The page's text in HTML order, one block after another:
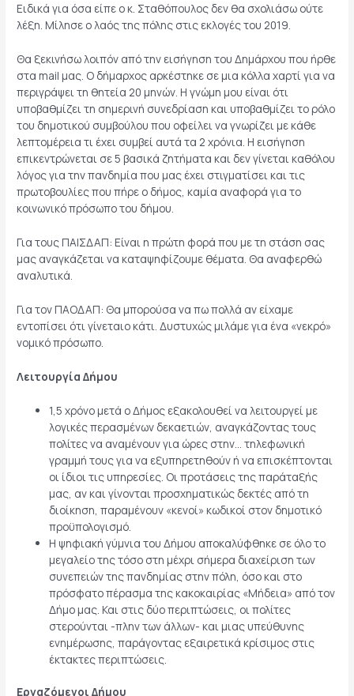
Ειδικά για όσα είπε ο κ. Σταθόπουλος δεν θα σχολιάσω ούτε
λέξη. Μίλησε ο λαός της πόλης στις εκλογές του 2019.
Θα ξεκινήσω λοιπόν από την εισήγηση του Δημάρχου που ήρθε
στα mail μας. Ο δήμαρχος αρκέστηκε σε μια κόλλα χαρτί για να
περιγράψει τη θητεία 20 μηνών. Η γνώμη μου είναι ότι
υποβαθμίζει τη σημερινή συνεδρίαση και υποβαθμίζει το ρόλο
του δημοτικού συμβούλου που οφείλει να γνωρίζει με κάθε
λεπτομέρεια τι έχει συμβεί αυτά τα 2 χρόνια. Η εισήγηση
επικεντρώνεται σε 5 βασικά ζητήματα και δεν γίνεται καθόλου
λόγος για την πανδημία που μας έχει στιγματίσει και τις
πρωτοβουλίες που πήρε ο δήμος, καμία αναφορά για το
κοινωνικό πρόσωπο του δήμου.
Για τους ΠΑΙΣΔΑΠ: Είναι η πρώτη φορά που με τη στάση σας
μας αναγκάζεται να καταψηφίζουμε θέματα. Θα αναφερθώ
αναλυτικά.
Για τον ΠΑΟΔΑΠ: Θα μπορούσα να πω πολλά αν είχαμε
εντοπίσει ότι γίνεταιο κάτι. Δυστυχώς μιλάμε για ένα «νεκρό»
νομικό πρόσωπο.
Λειτουργία Δήμου
1,5 χρόνο μετά ο Δήμος εξακολουθεί να λειτουργεί με
λογικές περασμένων δεκαετιών, αναγκάζοντας τους
πολίτες να αναμένουν για ώρες στην… τηλεφωνική
γραμμή τους για να εξυπηρετηθούν ή να επισκέπτονται
οι ίδιοι τις υπηρεσίες. Οι προτάσεις της παράταξής
μας, αν και γίνονται προσχηματικώς δεκτές από τη
διοίκηση, παραμένουν «κενοί» κωδικοί στον δημοτικό
προϋπολογισμό.
Η ψηφιακή γύμνια του Δήμου αποκαλύφθηκε σε όλο το
μεγαλείο της τόσο στη μέχρι σήμερα διαχείριση των
συνεπειών της πανδημίας στην πόλη, όσο και στο
πρόσφατο πέρασμα της κακοκαιρίας «Μήδεια» από τον
Δήμο μας. Και στις δύο περιπτώσεις, οι πολίτες
στερούνται -πλην των άλλων- και μιας υπεύθυνης
ενημέρωσης, παράγοντας εξαιρετικά κρίσιμος στις
έκτακτες περιπτώσεις.
Εργαζόμενοι Δήμου